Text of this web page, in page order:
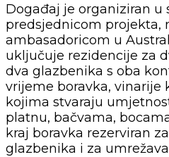
Događaj je organiziran u
predsjednicom projekta,
ambasadoricom u
uključuje rezidencije za
dva glazbenika s oba
vrijeme boravka, vinarije
kojima stvaraju
platnu, bačvama,
kraj boravka rezerviran
glazbenika i za